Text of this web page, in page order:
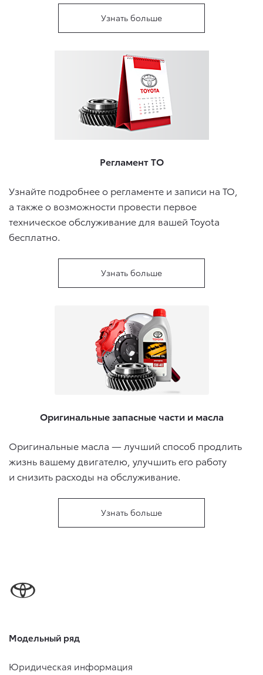
Узнать больше
Регламент ТО
Узнайте подробнее о регламенте и записи на ТО,
а также о возможности провести первое
техническое обслуживание для вашей Toyota
бесплатно.
Узнать больше
Оригинальные запасные части и масла
Оригинальные масла — лучший способ продлить
жизнь вашему двигателю, улучшить его работу
и снизить расходы на обслуживание.
Узнать больше
Модельный ряд
Юридическая информация